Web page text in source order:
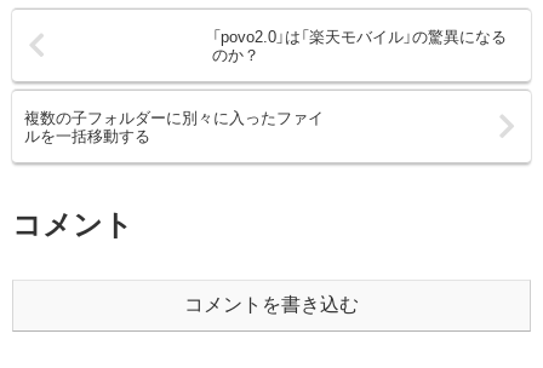
「povo2.0」は「楽天モバイル」の驚異になる
のか？
複数の子フォルダーに別々に入ったファイ
ルを一括移動する
コメント
コメントを書き込む